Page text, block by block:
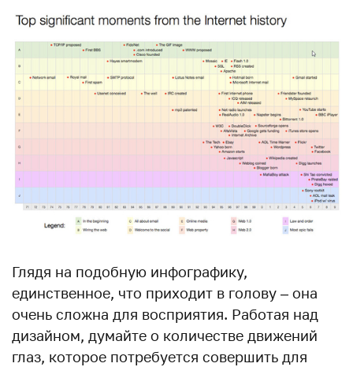
Глядя на подобную инфографику,
единственное, что приходит в голову – она
очень сложна для восприятия. Работая над
дизайном, думайте о количестве движений
глаз, которое потребуется совершить для